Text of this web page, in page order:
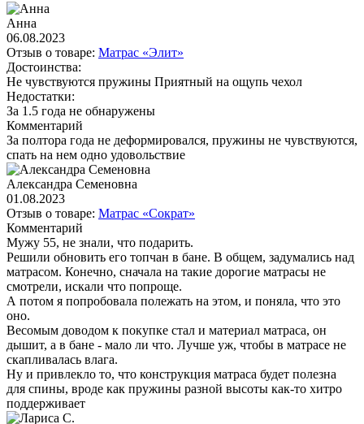
Анна
06.08.2023
Отзыв о товаре: Матрас «Элит»
Достоинства:
Не чувствуются пружины Приятный на ощупь чехол
Недостатки:
За 1.5 года не обнаружены
Комментарий
За полтора года не деформировался, пружины не чувствуются,
спать на нем одно удовольствие
Александра Семеновна
01.08.2023
Отзыв о товаре: Матрас «Сократ»
Комментарий
Мужу 55, не знали, что подарить.
Решили обновить его топчан в бане. В общем, задумались над
матрасом. Конечно, сначала на такие дорогие матрасы не
смотрели, искали что попроще.
А потом я попробовала полежать на этом, и поняла, что это
оно.
Весомым доводом к покупке стал и материал матраса, он
дышит, а в бане - мало ли что. Лучше уж, чтобы в матрасе не
скапливалась влага.
Ну и привлекло то, что конструкция матраса будет полезна
для спины, вроде как пружины разной высоты как-то хитро
поддерживает